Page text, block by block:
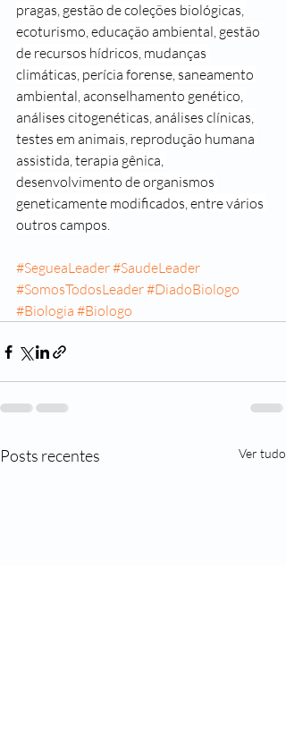
pragas, gestão de coleções biológicas,
ecoturismo, educação ambiental, gestão
de recursos hídricos, mudanças
climáticas, perícia forense, saneamento
ambiental, aconselhamento genético,
análises citogenéticas, análises clínicas,
testes em animais, reprodução humana
assistida, terapia gênica,
desenvolvimento de organismos
geneticamente modificados, entre vários
outros campos.
#SegueaLeader#SaudeLeader
#SomosTodosLeader#DiadoBiologo
#Biologia #Biologo
Posts recentes Ver tudo